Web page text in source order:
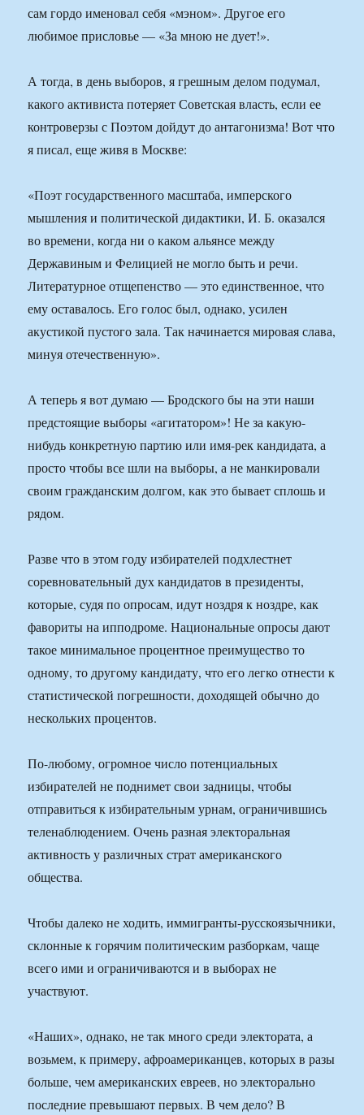
сам гордо именовал себя «мэном». Другое его
любимое присловье — «За мною не дует!».
А тогда, в день выборов, я грешным делом подумал,
какого активиста потеряет Советская власть, если ее
контроверзы с Поэтом дойдут до антагонизма! Вот что
я писал, еще живя в Москве:
«Поэт государственного масштаба, имперского
мышления и политической дидактики, И. Б. оказался
во времени, когда ни о каком альянсе между
Державиным и Фелицией не могло быть и речи.
Литературное отщепенство — это единственное, что
ему оставалось. Его голос был, однако, усилен
акустикой пустого зала. Так начинается мировая слава,
минуя отечественную».
А теперь я вот думаю — Бродского бы на эти наши
предстоящие выборы «агитатором»! Не за какую-
нибудь конкретную партию или имя-рек кандидата, а
просто чтобы все шли на выборы, а не манкировали
своим гражданским долгом, как это бывает сплошь и
рядом.
Разве что в этом году избирателей подхлестнет
соревновательный дух кандидатов в президенты,
которые, судя по опросам, идут ноздря к ноздре, как
фавориты на ипподроме. Национальные опросы дают
такое минимальное процентное преимущество то
одному, то другому кандидату, что его легко отнести к
статистической погрешности, доходящей обычно до
нескольких процентов.
По-любому, огромное число потенциальных
избирателей не поднимет свои задницы, чтобы
отправиться к избирательным урнам, ограничившись
теленаблюдением. Очень разная электоральная
активность у различных страт американского
общества.
Чтобы далеко не ходить, иммигранты-русскоязычники,
склонные к горячим политическим разборкам, чаще
всего ими и ограничиваются и в выборах не
участвуют.
«Наших», однако, не так много среди электората, а
возьмем, к примеру, афроамериканцев, которых в разы
больше, чем американских евреев, но электорально
последние превышают первых. В чем дело? В